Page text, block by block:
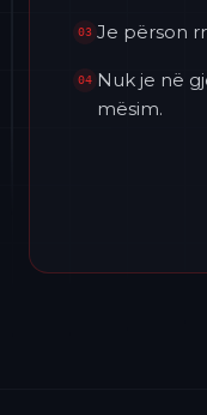
03 Je përson
04 Nuk je në
mësim.